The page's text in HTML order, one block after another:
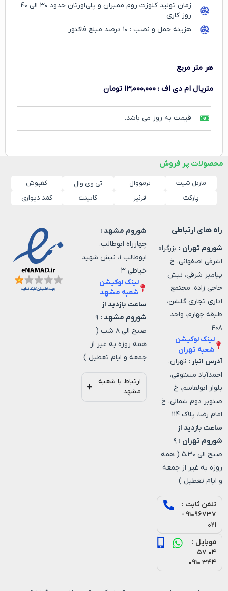
زمان تولید کلوزت روم ممبران و پلی‌اورتان حدود ۳۰ الی ۴۰
روز کاری
هزینه حمل و نصب : ۱۰ درصد مبلغ فاکتور
هر متر مربع
متریال ام دی اف : ۱۳,۰۰۰,۰۰۰ تومان
قیمت به روز می باشد.
محصولات پر فروش
ماربل شیت ترمووال تی وی وال
کفپوش
پارکت
قرنیز کابینت کمد دیواری
راه های ارتباطی
شوروم تهران : بزرگراه
اشرفی اصفهانی، خ
پیامبر شرقی، نبش
حاجی زاده، مجتمع
اداری تجاری گلشن،
طبقه چهارم، واحد
۴۰۸
لینک لوکیشن
شعبه تهران
آدرس انبار : تهران،
احمدآباد مستوفی،
بلوار ابولقاسم، خ
صنوبر دوم شمالی، خ
امام رضا، پلاک ۱۱۴
ساعت بازدید از
شوروم تهران : ۹
صبح الی ۵.۳۰ ( همه
روزه به غیر از جمعه
و ایام تعطیل )
تلفن ثابت :
۹۱۰۹۶۷۳۷ -
۰۲۱
موبایل :
۰۴ ۵۷
۳۴۴ ۰۹۱۰
شوروم مشهد :
چهارراه ابوطالب،
ابوطالب ۱، نبش شهید
خیاطی ۳
لینک لوکیشن
شعبه مشهد
ساعت بازدید از
شوروم مشهد : ۹
صبح الی ۸ شب (
همه روزه به غیر از
جمعه و ایام تعطیل )
ارتباط با شعبه
مشهد